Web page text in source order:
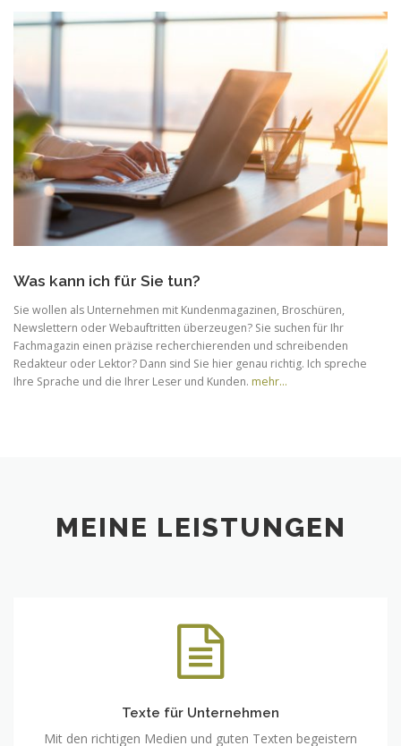
Was kann ich für Sie tun?
Sie wollen als Unternehmen mit Kundenmagazinen, Broschüren,
Newslettern oder Webauftritten überzeugen? Sie suchen für Ihr
Fachmagazin einen präzise recherchierenden und schreibenden
Redakteur oder Lektor? Dann sind Sie hier genau richtig. Ich spreche
Ihre Sprache und die Ihrer Leser und Kunden. mehr…
MEINE LEISTUNGEN
Texte für Unternehmen
Mit den richtigen Medien und guten Texten begeistern